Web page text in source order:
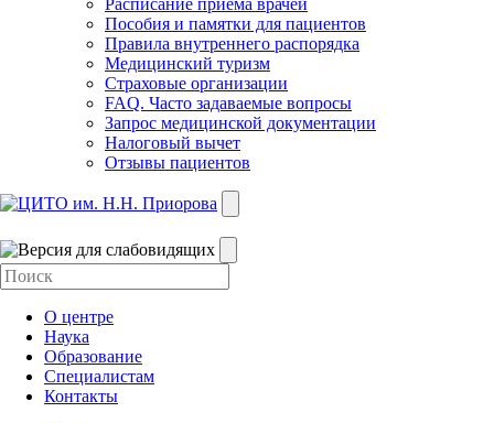
Расписание приёма врачей
Пособия и памятки для пациентов
Правила внутреннего распорядка
Медицинский туризм
Страховые организации
FAQ. Часто задаваемые вопросы
Запрос медицинской документации
Налоговый вычет
Отзывы пациентов
О центре
Наука
Образование
Специалистам
Контакты